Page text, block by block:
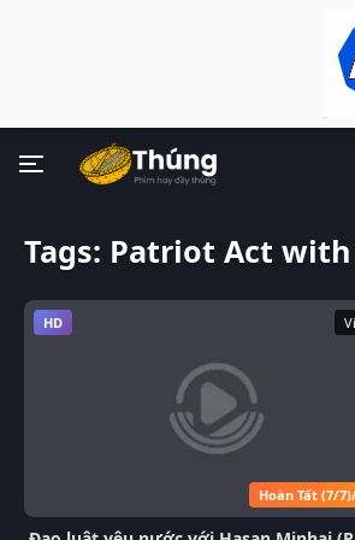
Tags: Patriot Act
HD
Hoàn Tất (7/